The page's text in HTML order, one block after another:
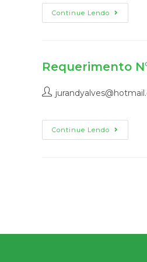
Continue Lendo
Requerimento
Continue Lendo